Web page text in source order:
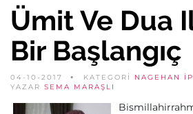
Ümit Ve Dua
Bir Başlangıç
04-10-2017 KATEGORİ NAGEHAN
YAZAR SEMA MARAŞLI